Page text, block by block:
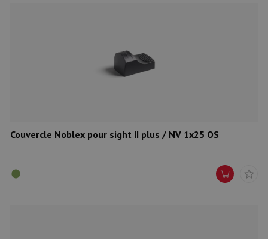
Couvercle Noblex pour sight II plus / NV 1x25 OS